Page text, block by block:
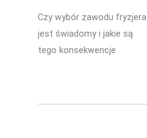
Czy wybór zawodu fryzjera
jest świadomy i jakie są
tego konsekwencje